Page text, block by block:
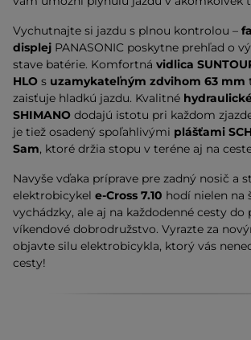
Vychutnajte si jazdu s plnou kontrolou –
displej PANASONIC poskytne prehľad o
stave batérie. Komfortná vidlica
HLO s uzamykateľným zdvihom 63 mm
zaisťuje hladkú jazdu. Kvalitné
SHIMANO dodajú istotu pri každom
je tiež osadený spoľahlivými plášťami
Sam, ktoré držia stopu v teréne aj na
Navyše vďaka príprave pre zadný nosič a
elektrobicykel e-Cross 7.10 hodí nielen na
vychádzky, ale aj na každodenné cesty do
víkendové dobrodružstvo. Vyrazte za
objavte silu elektrobicykla, ktorý vás
cesty!